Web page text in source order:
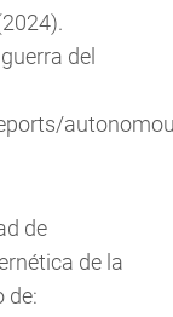
del
de
de la
de: